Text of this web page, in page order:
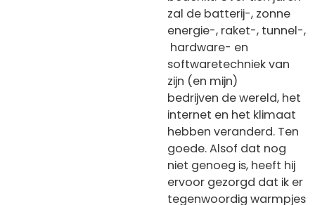
zal de batterij-, zonne
energie-, raket-, tunnel-,
hardware- en
softwaretechniek van
zijn (en mijn)
bedrijven de wereld, het
internet en het klimaat
hebben veranderd. Ten
goede. Alsof dat nog
niet genoeg is, heeft hij
ervoor gezorgd dat ik er
tegenwoordig warmpjes